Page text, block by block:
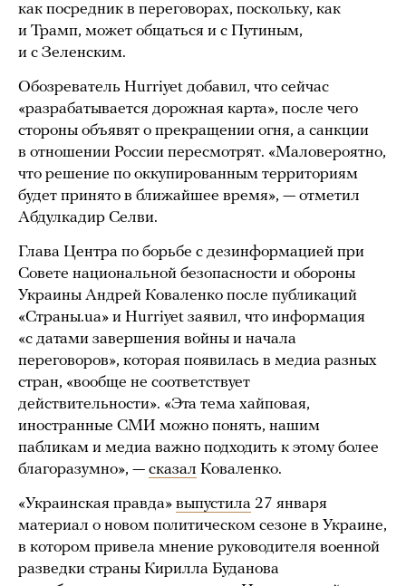
как посредник в переговорах, поскольку, как
и Трамп, может общаться и с Путиным,
и с Зеленским.
Обозреватель Hurriyet добавил, что сейчас
«разрабатывается дорожная карта», после чего
стороны объявят о прекращении огня, а санкции
в отношении России пересмотрят. «Маловероятно,
что решение по оккупированным территориям
будет принято в ближайшее время», — отметил
Абдулкадир Селви.
Глава Центра по борьбе с дезинформацией при
Совете национальной безопасности и обороны
Украины Андрей Коваленко после публикаций
«Страны.ua» и Hurriyet заявил, что информация
«с датами завершения войны и начала
переговоров», которая появилась в медиа разных
стран, «вообще не соответствует
действительности». «Эта тема хайповая,
иностранные СМИ можно понять, нашим
пабликам и медиа важно подходить к этому более
благоразумно», — сказал Коваленко.
«Украинская правда» выпустила 27 января
материал о новом политическом сезоне в Украине,
в котором привела мнение руководителя военной
разведки страны Кирилла Буданова